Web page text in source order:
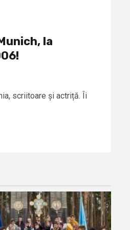
la
scriitoare și actriță. Îi